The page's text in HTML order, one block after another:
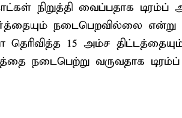
நிறுத்தி வைப்பதாக டிரம்ப்
நடைபெறவில்லை என்று
தெரிவித்த 15 அம்ச திட்டத்தையும்
நடைபெற்று வருவதாக டிரம்ப்